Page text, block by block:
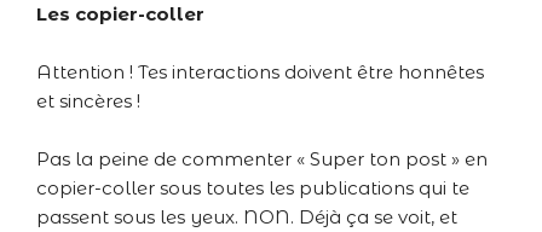
Les copier-coller
Attention ! Tes interactions doivent être honnêtes
et sincères !
Pas la peine de commenter « Super ton post » en
copier-coller sous toutes les publications qui te
passent sous les yeux. NON. Déjà ça se voit, et